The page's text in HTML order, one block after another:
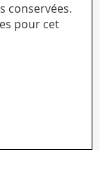
conservées.
pour cet